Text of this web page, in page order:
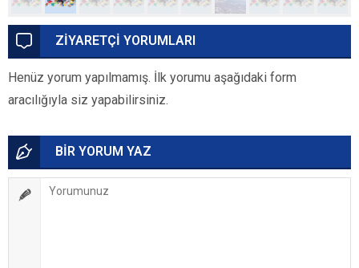
ZİYARETÇİ YORUMLARI
Henüz yorum yapılmamış. İlk yorumu aşağıdaki form
aracılığıyla siz yapabilirsiniz.
BİR YORUM YAZ